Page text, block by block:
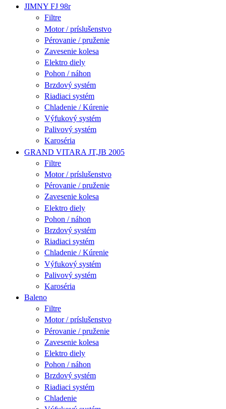
JIMNY FJ 98r
Filtre
Motor / príslušenstvo
Pérovanie / pruženie
Zavesenie kolesa
Elektro diely
Pohon / náhon
Brzdový systém
Riadiaci systém
Chladenie / Kúrenie
Výfukový systém
Palivový systém
Karoséria
GRAND VITARA JT,JB 2005
Filtre
Motor / príslušenstvo
Pérovanie / pruženie
Zavesenie kolesa
Elektro diely
Pohon / náhon
Brzdový systém
Riadiaci systém
Chladenie / Kúrenie
Výfukový systém
Palivový systém
Karoséria
Baleno
Filtre
Motor / príslušenstvo
Pérovanie / pruženie
Zavesenie kolesa
Elektro diely
Pohon / náhon
Brzdový systém
Riadiaci systém
Chladenie